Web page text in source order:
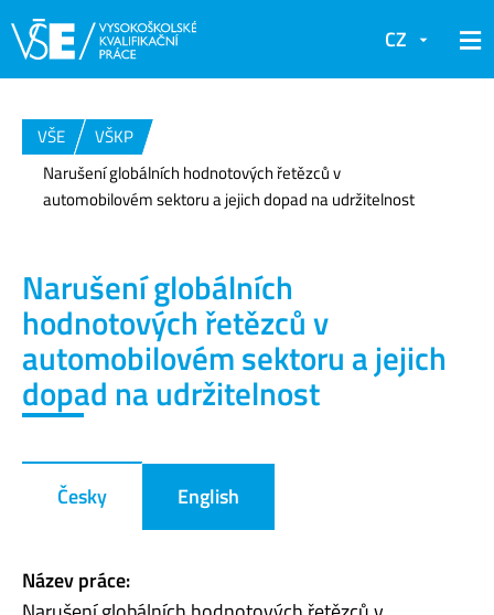
CZ
VŠE
VŠKP
Narušení globálních hodnotových řetězců v
automobilovém sektoru a jejich dopad na udržitelnost
Narušení globálních
hodnotových řetězců v
automobilovém sektoru a jejich
dopad na udržitelnost
Česky English
Název práce: